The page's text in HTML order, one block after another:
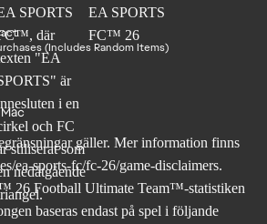
(Includes Random Items)
gäller. Merinformation finns
ea-sports-fc/fc-26/game-disclaimers.
26 Football Ultimate Team™-statistiken
baseras endast på spel i följande